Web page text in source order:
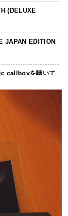
(DELUXE
JAPAN EDITION
callboyを聴いて
販売決定
ネル展が開催中